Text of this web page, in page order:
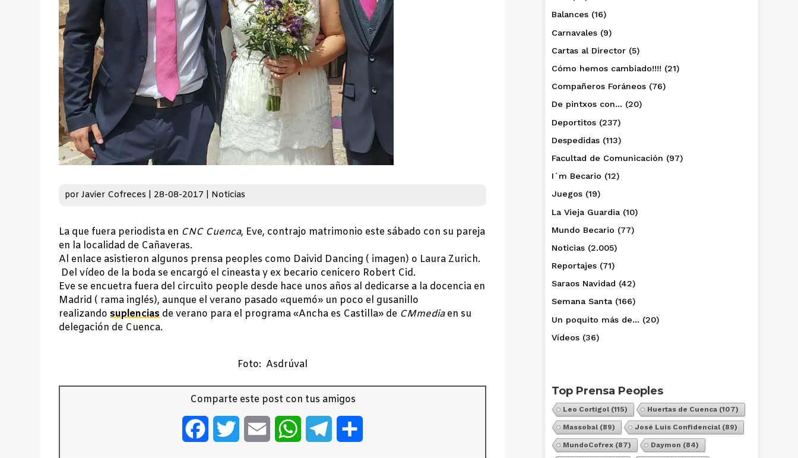
porJavier Cofreces 28-08-2017 Noticias
La que fuera periodista en CNC Cuenca, Eve, contrajo matrimonio este sábado con su pareja
en la localidad de Cañaveras.
Al enlace asistieron algunos prensa peoples como Daivid Dancing ( imagen) o Laura Zurich.
Del vídeo de la boda se encargó el cineasta y ex becario cenicero Robert Cid.
Eve se encuetra fuera del circuito people desde hace unos años al dedicarse a la docencia en
Madrid ( rama inglés), aunque el verano pasado «quemó» un poco el gusanillo
realizando suplencias de verano para el programa «Ancha es Castilla» de CMmediaen su
delegación de Cuenca.
Foto: Asdrúval
Comparte este post con tus amigos
FacebookTwitter Email WhatsAppTelegram
Balances (16)
Carnavales (9)
Cartas al Director (5)
Cómo hemos cambiado!!!! (21)
Compañeros Foráneos (76)
De pintxos con… (20)
Deportitos (237)
Despedidas (113)
Facultad de Comunicación (97)
I´m Becario (12)
Juegos (19)
La Vieja Guardia (10)
Mundo Becario (77)
Noticias (2.005)
Reportajes (71)
Saraos Navidad (42)
Semana Santa (166)
Un poquito más de… (20)
Vídeos (36)
Top Prensa Peoples
Leo Cortigol (115) Huertas de Cuenca (107)
Massobal (89) José Luis Confidencial (89)
MundoCofrex (87) Daymon (84)